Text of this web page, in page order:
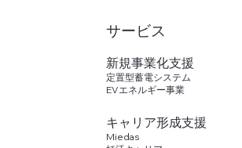
​サービス
新規事業化支援
定置型蓄電システム
EVエネルギー事業
キャリア形成支援
Miedas